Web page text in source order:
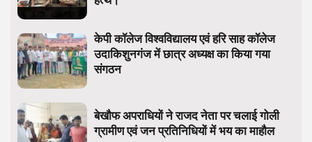
केपी कॉलेज विश्वविद्यालय एवं हरि साह कॉलेज
उदाकिशुनगंज में छात्र अध्यक्ष का किया गया
संगठन
बेखौफ अपराधियों ने राजद नेता पर चलाई गोली
ग्रामीण एवं जन प्रतिनिधियों में भय का माहौल